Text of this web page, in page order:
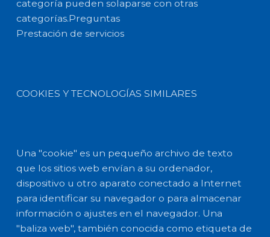
categoría pueden solaparse con otras
categorías.Preguntas
Prestación de servicios
COOKIES Y TECNOLOGÍAS SIMILARES
Una "cookie" es un pequeño archivo de texto
que los sitios web envían a su ordenador,
dispositivo u otro aparato conectado a Internet
para identificar su navegador o para almacenar
información o ajustes en el navegador. Una
"baliza web", también conocida como etiqueta de